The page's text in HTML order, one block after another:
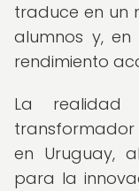
traduce en un
alumnos y,
rendimiento
La realidad
en Uruguay,
para la